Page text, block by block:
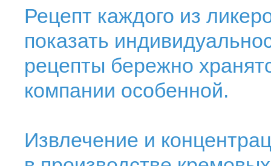
Рецепт каждого из
показать
рецепты бережно
компании особенной.
Извлечение и